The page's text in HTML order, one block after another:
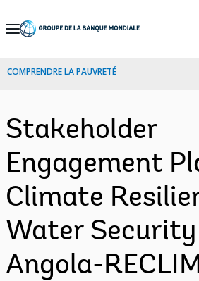
Skip
Navigation
COMPRENDRE LA PAUVRETÉ
Stakeholder
Engagement
Climate
Water
Angola-